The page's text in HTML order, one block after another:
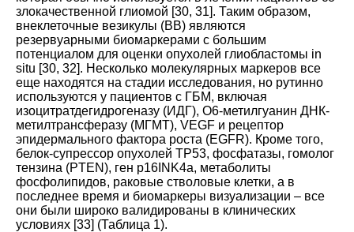
злокачественной глиомой [30, 31]. Таким образом,
внеклеточные везикулы (ВВ) являются
резервуарными биомаркерами с большим
потенциалом для оценки опухолей глиобластомы in
situ [30, 32]. Несколько молекулярных маркеров все
еще находятся на стадии исследования, но рутинно
используются у пациентов с ГБМ, включая
изоцитратдегидрогеназу (ИДГ), О6-метилгуанин ДНК-
метилтрансферазу (МГМТ), VEGF и рецептор
эпидермального фактора роста (EGFR). Кроме того,
белок-супрессор опухолей TP53, фосфатазы, гомолог
тензина (PTEN), ген p16INK4a, метаболиты
фосфолипидов, раковые стволовые клетки, а в
последнее время и биомаркеры визуализации – все
они были широко валидированы в клинических
условиях [33] (Таблица 1).